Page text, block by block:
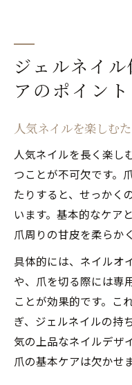
ジェルネイ
アのポイント
人気ネイルを楽しむ
人気ネイルを長く楽し
つことが不可欠です。
たりすると、せっかく
います。基本的なケア
爪周りの甘皮を柔らか
具体的には、ネイルオ
や、爪を切る際には専
ことが効果的です。こ
ぎ、ジェルネイルの持
気の上品なネイルデザ
爪の基本ケアは欠かせ